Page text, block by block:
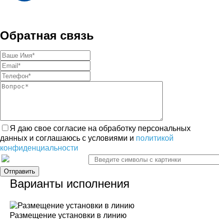
Обратная связь
Я даю свое согласие на обработку персональных
данных и соглашаюсь с условиями и политикой
конфиденциальности
Варианты исполнения
Размещение установки в линию